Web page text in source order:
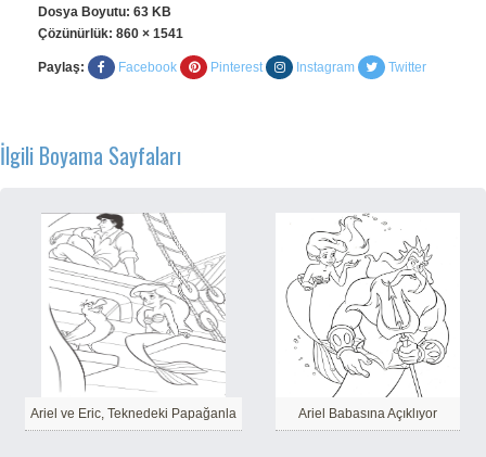
Dosya Boyutu: 63 KB
Çözünürlük: 860 × 1541
Paylaş: Facebook Pinterest Instagram Twitter
İlgili Boyama Sayfaları
Ariel ve Eric, Teknedeki Papağanla Ariel Babasına Açıklıyor